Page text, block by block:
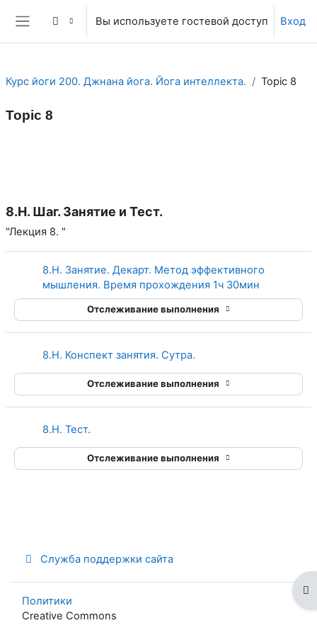
Перейти к основному содержанию
Боковая панель
Вы используете гостевой доступ Вход
Курс йоги 200. Джнана йога. Йога интеллекта. Topic 8
Topic 8
8.H. Шаг. Занятие и Тест.
"Лекция 8. "
8.H. Занятие. Декарт. Метод эффективного
мышления. Время прохождения 1ч 30мин
Отслеживание выполнения
8.H. Конспект занятия. Сутра.
Отслеживание выполнения
8.H. Тест.
Отслеживание выполнения
Служба поддержки сайта
Политики
Creative Commons